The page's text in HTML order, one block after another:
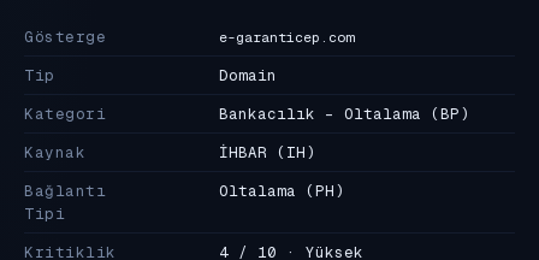
Gösterge e-garanticep.com
Tip
Domain
Kategori
Bankacılık - Oltalama (BP)
Kaynak
İHBAR (IH)
Bağlantı
Tipi
Oltalama (PH)
Kritiklik
4 / 10 · Yüksek